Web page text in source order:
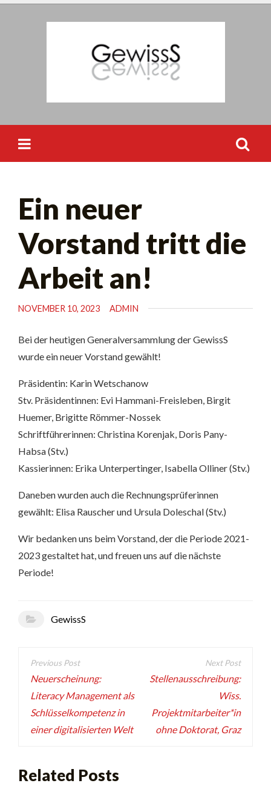
Skip
Ein neuer
Vorstand tritt die
Arbeit an!
NOVEMBER 10, 2023 ADMIN
Bei der heutigen Generalversammlung der GewissS
wurde ein neuer Vorstand gewählt!
Präsidentin: Karin Wetschanow
Stv. Präsidentinnen: Evi Hammani-Freisleben, Birgit
Huemer, Brigitte Römmer-Nossek
Schriftführerinnen: Christina Korenjak, Doris Pany-
Habsa (Stv.)
Kassierinnen: Erika Unterpertinger, Isabella Olliner (Stv.)
Daneben wurden auch die Rechnungsprüferinnen
gewählt: Elisa Rauscher und Ursula Doleschal (Stv.)
Wir bedanken uns beim Vorstand, der die Periode 2021-
2023 gestaltet hat, und freuen uns auf die nächste
Periode!
GewissS
Beitragsnavigation
Neuerscheinung:
Literacy Management als
Schlüsselkompetenz in
einer digitalisierten Welt
Stellenausschreibung:
Wiss.
Projektmitarbeiter*in
ohne Doktorat, Graz
Related Posts